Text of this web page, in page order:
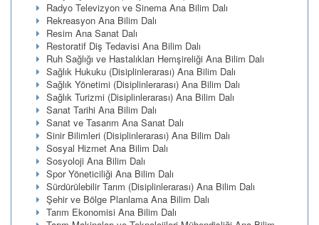
Radyo Televizyon ve Sinema Ana Bilim Dalı
Rekreasyon Ana Bilim Dalı
Resim Ana Sanat Dalı
Restoratif Diş Tedavisi Ana Bilim Dalı
Ruh Sağlığı ve Hastalıkları Hemşireliği Ana Bilim Dalı
Sağlık Hukuku (Disiplinlerarası) Ana Bilim Dalı
Sağlık Yönetimi (Disiplinlerarası) Ana Bilim Dalı
Sağlık Turizmi (Disiplinlerarası) Ana Bilim Dalı
Sanat Tarihi Ana Bilim Dalı
Sanat ve Tasarım Ana Sanat Dalı
Sinir Bilimleri (Disiplinlerarası) Ana Bilim Dalı
Sosyal Hizmet Ana Bilim Dalı
Sosyoloji Ana Bilim Dalı
Spor Yöneticiliği Ana Bilim Dalı
Sürdürülebilir Tarım (Disiplinlerarası) Ana Bilim Dalı
Şehir ve Bölge Planlama Ana Bilim Dalı
Tarım Ekonomisi Ana Bilim Dalı